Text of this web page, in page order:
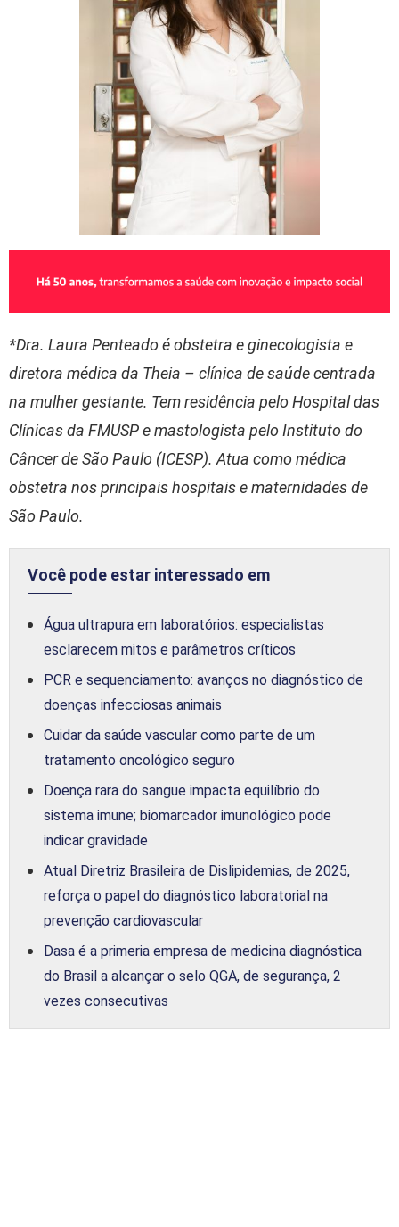
*Dra. Laura Penteado é obstetra e ginecologista e
diretora médica da Theia – clínica de saúde centrada
na mulher gestante. Tem residência pelo Hospital das
Clínicas da FMUSP e mastologista pelo Instituto do
Câncer de São Paulo (ICESP). Atua como médica
obstetra nos principais hospitais e maternidades de
São Paulo.
Você pode estar interessado em
Água ultrapura em laboratórios: especialistas
esclarecem mitos e parâmetros críticos
PCR e sequenciamento: avanços no diagnóstico de
doenças infecciosas animais
Cuidar da saúde vascular como parte de um
tratamento oncológico seguro
Doença rara do sangue impacta equilíbrio do
sistema imune; biomarcador imunológico pode
indicar gravidade
Atual Diretriz Brasileira de Dislipidemias, de 2025,
reforça o papel do diagnóstico laboratorial na
prevenção cardiovascular
Dasa é a primeria empresa de medicina diagnóstica
do Brasil a alcançar o selo QGA, de segurança, 2
vezes consecutivas